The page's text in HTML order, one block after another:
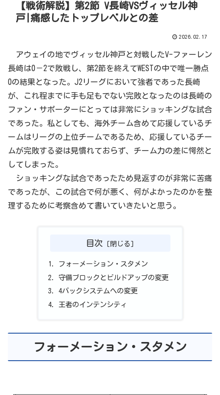
【戦術解説】第2節 V長崎VSヴィッセル神
戸|痛感したトップレベルとの差
2026.02.17
アウェイの地でヴィッセル神戸と対戦したV-ファーレン
長崎は0－2で敗戦し、第2節を終えてWESTの中で唯一勝点
0の結果となった。J2リーグにおいて強者であった長崎
が、これ程までに手も足もでない完敗となったのは長崎の
ファン・サポーターにとっては非常にショッキングな試合
であった。私としても、海外チーム含めて応援しているチ
ームはリーグの上位チームであるため、応援しているチー
ムが完敗する姿は見慣れておらず、チーム力の差に愕然と
してしまった。
ショッキングな試合であったため見返すのが非常に苦痛
であったが、この試合で何が悪く、何がよかったのかを整
理するために考察含めて書いていきたいと思う。
目次
フォーメーション・スタメン
守備ブロックとビルドアップの変更
4バックシステムへの変更
王者のインテンシティ
フォーメーション・スタメン